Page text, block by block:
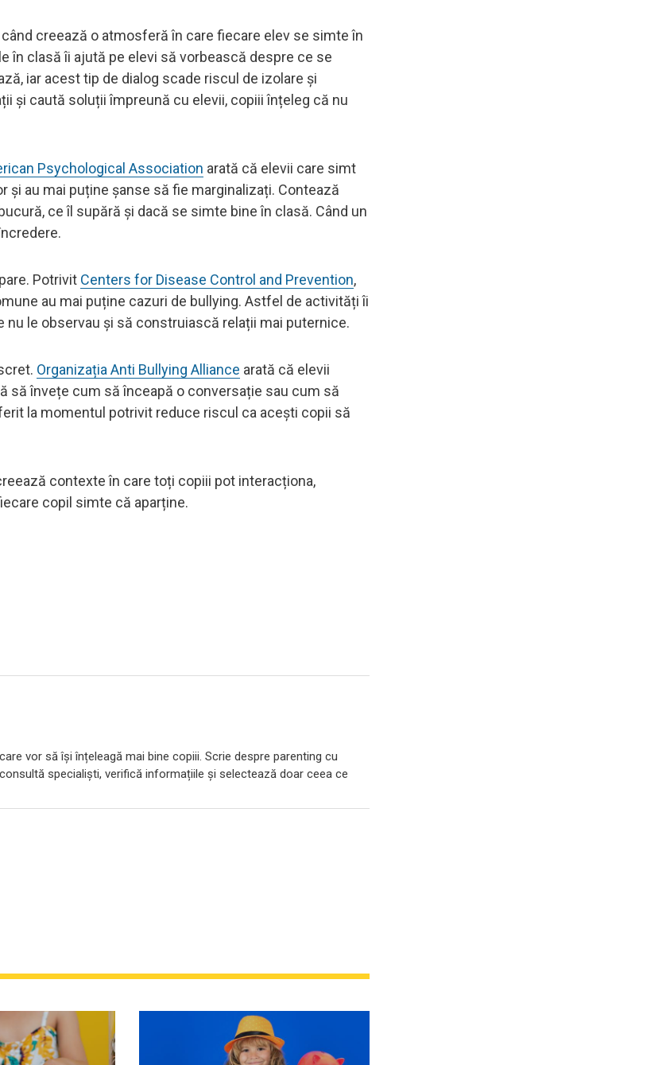
creează o atmosferă în care fiecare elev se simte în
în clasă îi ajută pe elevi să vorbească despre ce se
iar acest tip de dialog scade riscul de izolare și
și caută soluții împreună cu elevii, copiii înțeleg că nu
Psychological Association arată că elevii care simt
au mai puține șanse să fie marginalizați. Contează
ce îl supără și dacă se simte bine în clasă. Când un
Potrivit Centers for Disease Control and Prevention,
au mai puține cazuri de bullying. Astfel de activități îi
le observau și să construiască relații mai puternice.
Organizația Anti Bullying Alliance arată că elevii
să învețe cum să înceapă o conversație sau cum să
la momentul potrivit reduce riscul ca acești copii să
contexte în care toți copiii pot interacționa,
copil simte că aparține.
vor să își înțeleagă mai bine copiii. Scrie despre parenting cu
specialiști, verifică informațiile și selectează doar ceea ce